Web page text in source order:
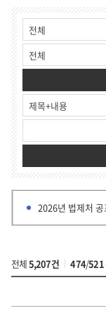
부
서
·
유
형
별
정
보
게
시
물
검
색
2026년 법제처
전체5,207건 474/521